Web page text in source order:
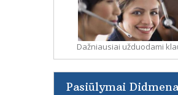
Dažniausiai užduodami
Pasiūlymai